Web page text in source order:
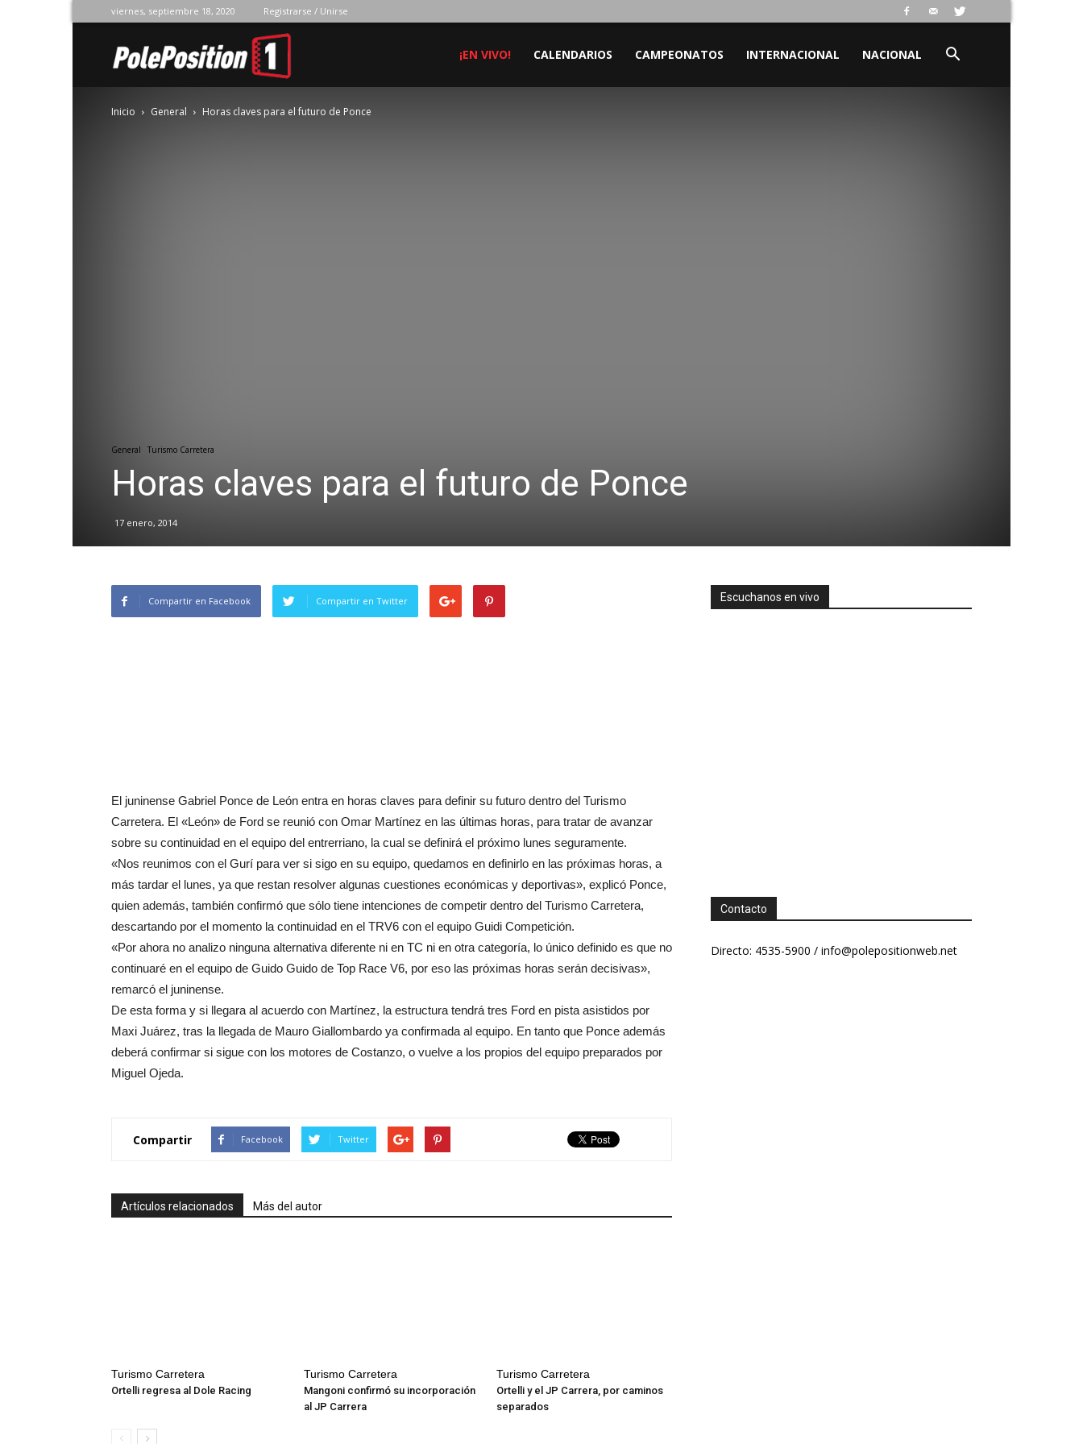
viernes, septiembre 18, 2020 Registrarse / Unirse
Position
¡EN VIVO! CALENDARIOS CAMPEONATOS INTERNACIONAL NACIONAL
Inicio General Horas claves para el futuro de Ponce
General Turismo Carretera
Horas claves para el futuro de Ponce
17 enero, 2014
Compartir en Facebook Compartir en Twitter
El juninense Gabriel Ponce de León entra en horas claves para definir su futuro dentro del Turismo
Carretera. El «León» de Ford se reunió con Omar Martínez en las últimas horas, para tratar de avanzar
sobre su continuidad en el equipo del entrerriano, la cual se definirá el próximo lunes seguramente.
«Nos reunimos con el Gurí para ver si sigo en su equipo, quedamos en definirlo en las próximas horas, a
más tardar el lunes, ya que restan resolver algunas cuestiones económicas y deportivas», explicó Ponce,
quien además, también confirmó que sólo tiene intenciones de competir dentro del Turismo Carretera,
descartando por el momento la continuidad en el TRV6 con el equipo Guidi Competición.
«Por ahora no analizo ninguna alternativa diferente ni en TC ni en otra categoría, lo único definido es que no
continuaré en el equipo de Guido Guido de Top Race V6, por eso las próximas horas serán decisivas»,
remarcó el juninense.
De esta forma y si llegara al acuerdo con Martínez, la estructura tendrá tres Ford en pista asistidos por
Maxi Juárez, tras la llegada de Mauro Giallombardo ya confirmada al equipo. En tanto que Ponce además
deberá confirmar si sigue con los motores de Costanzo, o vuelve a los propios del equipo preparados por
Miguel Ojeda.
Compartir Facebook Twitter
Artículos relacionados Más del autor
Turismo Carretera
Ortelli regresa al Dole Racing
Turismo Carretera
Mangoni confirmó su incorporación
al JP Carrera
Turismo Carretera
Ortelli y el JP Carrera, por caminos
separados
Escuchanos en vivo
Contacto
Directo: 4535-5900 / info@polepositionweb.net